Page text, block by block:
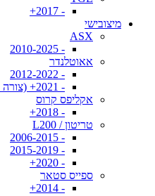
- 2017+
מיצובישי
ASX
- 2010-2025
אאוטלנדר
- 2012-2022
- 2021+ (צורה חדשה)
אקליפס קרוס
- 2018+
טריטון / L200
- 2006-2015
- 2015-2019
- 2020+
ספייס סטאר
- 2014+